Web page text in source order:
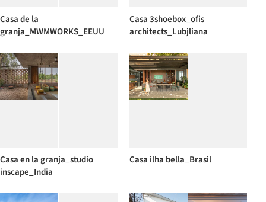
Casa de la
granja_MWMWORKS_EEUU
Casa 3shoebox_ofis
architects_Lubjliana
Casa en la granja_studio
inscape_India
Casa ilha bella_Brasil